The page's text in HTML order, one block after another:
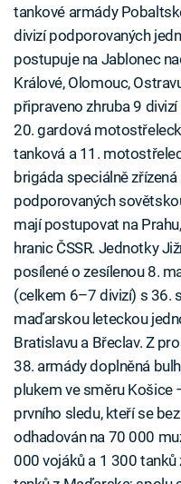
tankové armády
divizí podporovaných
postupuje na Jablonec
Králové, Olomouc,
připraveno zhruba 9
20. gardová
tanková a 11.
brigáda speciálně
podporovaných
mají postupovat na
hranic ČSSR. Jednotky
posílené o zesílenou 8.
(celkem 6–7 divizí) s 36.
maďarskou leteckou
Bratislavu a Břeclav. Z
38. armády doplněná
plukem ve směru Košice
prvního sledu, kteří se
odhadován na 70 000
000 vojáků a 1 300 tanků